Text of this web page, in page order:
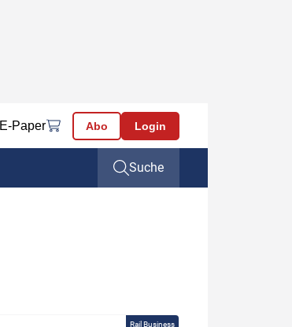
E-Paper Abo Login
Suche
Rail Business